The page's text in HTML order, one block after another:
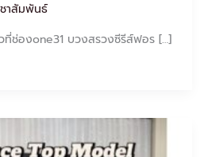
ชาสัมพันธ์
ที่ช่องone31 บวงสรวงซีรีส์ฟอร […]